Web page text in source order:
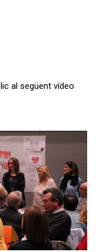
al següent vídeo